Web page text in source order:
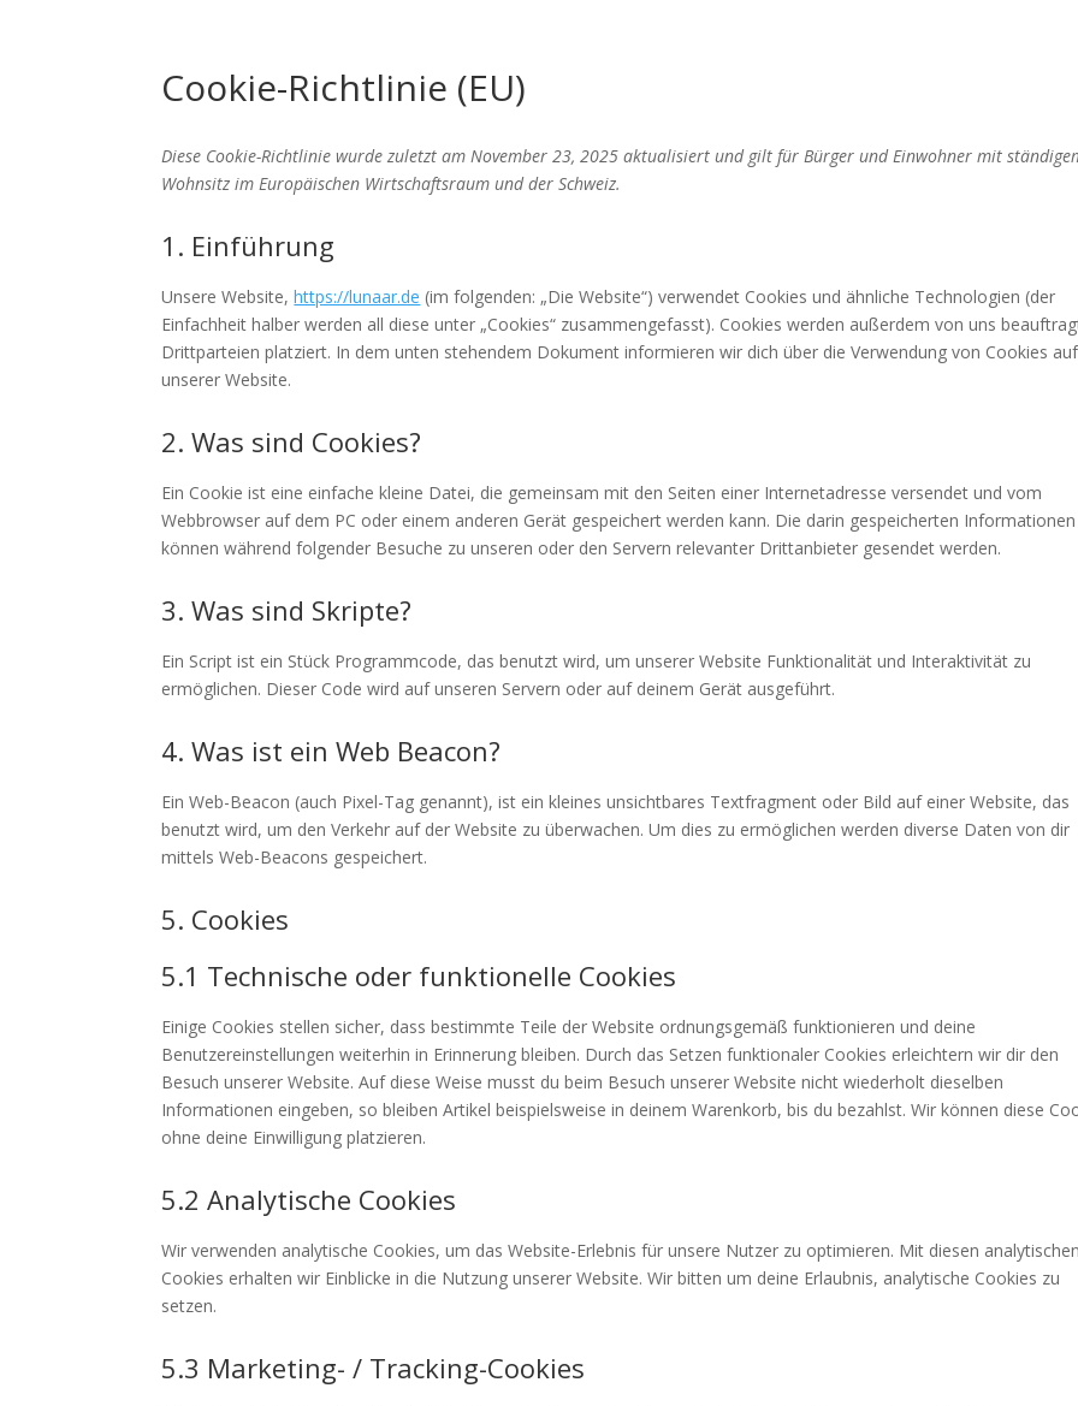
Cookie-Richtlinie (EU)
Diese Cookie-Richtlinie wurde zuletzt am November 23, 2025 aktualisiert und gilt für Bürger und Einwohner mit
Wohnsitz im Europäischen Wirtschaftsraum und der Schweiz.
1. Einführung
Unsere Website,https://lunaar.de (im folgenden: „Die Website“) verwendet Cookies und ähnliche Technologien (der
Einfachheit halber werden all diese unter „Cookies“ zusammengefasst). Cookies werden außerdem von uns
Drittparteien platziert. In dem unten stehendem Dokument informieren wir dich über die Verwendung von Cookies auf
unserer Website.
2. Was sind Cookies?
Ein Cookie ist eine einfache kleine Datei, die gemeinsam mit den Seiten einer Internetadresse versendet und vom
Webbrowser auf dem PC oder einem anderen Gerät gespeichert werden kann. Die darin gespeicherten Informationen
können während folgender Besuche zu unseren oder den Servern relevanter Drittanbieter gesendet werden.
3. Was sind Skripte?
Ein Script ist ein Stück Programmcode, das benutzt wird, um unserer Website Funktionalität und Interaktivität zu
ermöglichen. Dieser Code wird auf unseren Servern oder auf deinem Gerät ausgeführt.
4. Was ist ein Web Beacon?
Ein Web-Beacon (auch Pixel-Tag genannt), ist ein kleines unsichtbares Textfragment oder Bild auf einer Website, das
benutzt wird, um den Verkehr auf der Website zu überwachen. Um dies zu ermöglichen werden diverse Daten von dir
mittels Web-Beacons gespeichert.
5. Cookies
5.1 Technische oder funktionelle Cookies
Einige Cookies stellen sicher, dass bestimmte Teile der Website ordnungsgemäß funktionieren und deine
Benutzereinstellungen weiterhin in Erinnerung bleiben. Durch das Setzen funktionaler Cookies erleichtern wir dir den
Besuch unserer Website. Auf diese Weise musst du beim Besuch unserer Website nicht wiederholt dieselben
Informationen eingeben, so bleiben Artikel beispielsweise in deinem Warenkorb, bis du bezahlst. Wir können diese
ohne deine Einwilligung platzieren.
5.2 Analytische Cookies
Wir verwenden analytische Cookies, um das Website-Erlebnis für unsere Nutzer zu optimieren. Mit diesen analytischen
Cookies erhalten wir Einblicke in die Nutzung unserer Website. Wir bitten um deine Erlaubnis, analytische Cookies zu
setzen.
5.3 Marketing- / Tracking-Cookies